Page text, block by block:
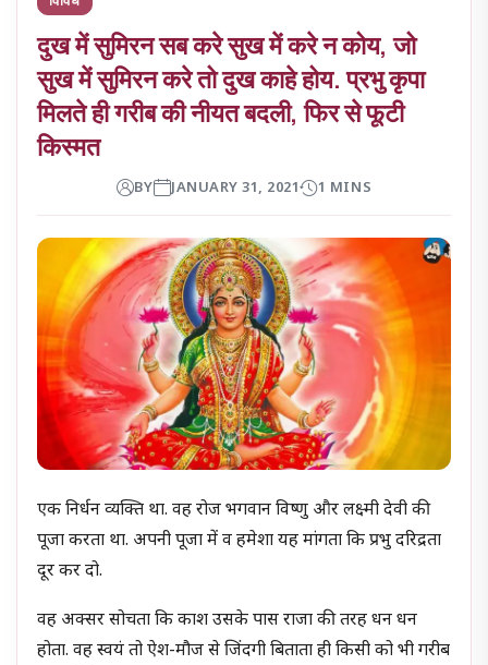
दुख में सुमिरन सब करे सुख में करे न कोय, जो
सुख में सुमिरन करे तो दुख काहे होय. प्रभु कृपा
मिलते ही गरीब की नीयत बदली, फिर से फूटी
किस्मत
BY JANUARY 31, 2021 1 MINS
एक निर्धन व्यक्ति था. वह रोज भगवान विष्णु और लक्ष्मी देवी की
पूजा करता था. अपनी पूजा में व हमेशा यह मांगता कि प्रभु दरिद्रता
दूर कर दो.
वह अक्सर सोचता कि काश उसके पास राजा की तरह धन धन
होता. वह स्वयं तो ऐश-मौज से जिंदगी बिताता ही किसी को भी गरीब